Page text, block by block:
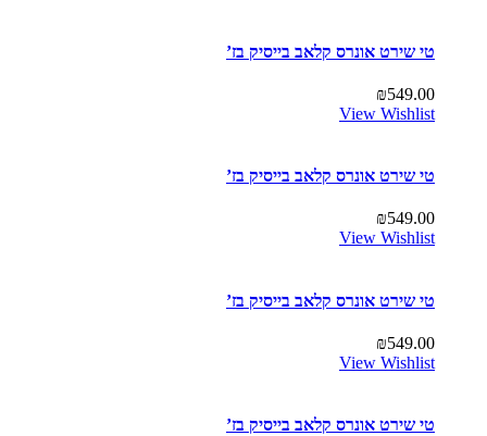
טי שירט אונרס קלאב בייסיק בז’
₪549.00
View Wishlist
טי שירט אונרס קלאב בייסיק בז’
₪549.00
View Wishlist
טי שירט אונרס קלאב בייסיק בז’
₪549.00
View Wishlist
טי שירט אונרס קלאב בייסיק בז’